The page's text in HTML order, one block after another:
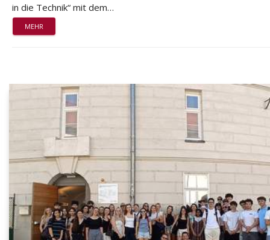
in die Technik“ mit dem…
MEHR